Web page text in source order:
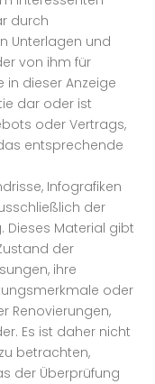
durch
Unterlagen und
von ihm für
in dieser Anzeige
dar oder ist
oder Vertrags,
entsprechende
Infografiken
der
Dieses Material gibt
der
ihre
oder
Renovierungen,
Es ist daher nicht
betrachten,
der Überprüfung